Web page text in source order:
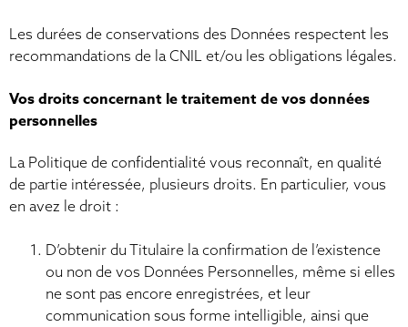
Les durées de conservations des Données respectent les
recommandations de la CNIL et/ou les obligations légales.
Vos droits concernant le traitement de vos données
personnelles
La Politique de confidentialité vous reconnaît, en qualité
de partie intéressée, plusieurs droits. En particulier, vous
en avez le droit :
D’obtenir du Titulaire la confirmation de l’existence
ou non de vos Données Personnelles, même si elles
ne sont pas encore enregistrées, et leur
communication sous forme intelligible, ainsi que